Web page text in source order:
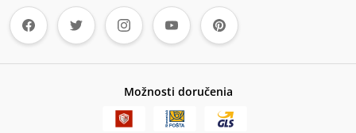
Možnosti doručenia